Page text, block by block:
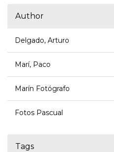
Author
Delgado, Arturo
Marí, Paco
Marín Fotógrafo
Fotos Pascual
Tags